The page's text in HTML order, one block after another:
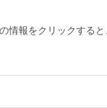
情報をクリックする